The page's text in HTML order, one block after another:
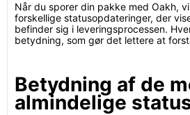
Når du sporer din pakke med Oakh,
forskellige statusopdateringer, der
befinder sig i leveringsprocessen.
betydning, som gør det lettere at
Betydning af de
almindelige